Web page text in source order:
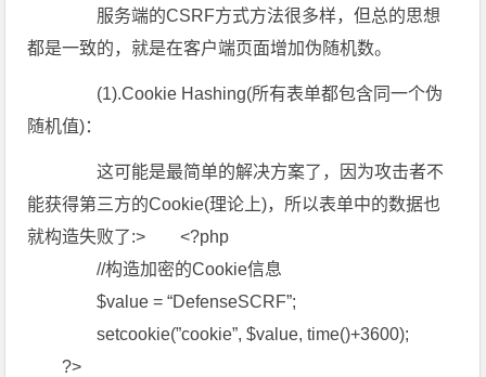
服务端的CSRF方式方法很多样，但总的思想
都是一致的，就是在客户端页面增加伪随机数。
(1).Cookie Hashing(所有表单都包含同一个伪
随机值)：
这可能是最简单的解决方案了，因为攻击者不
能获得第三方的Cookie(理论上)，所以表单中的数据也
就构造失败了:> <?php
//构造加密的Cookie信息
$value = “DefenseSCRF”;
setcookie(”cookie”, $value, time()+3600);
?>